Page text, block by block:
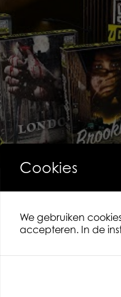
Cookies
We gebruiken
accepteren. In de